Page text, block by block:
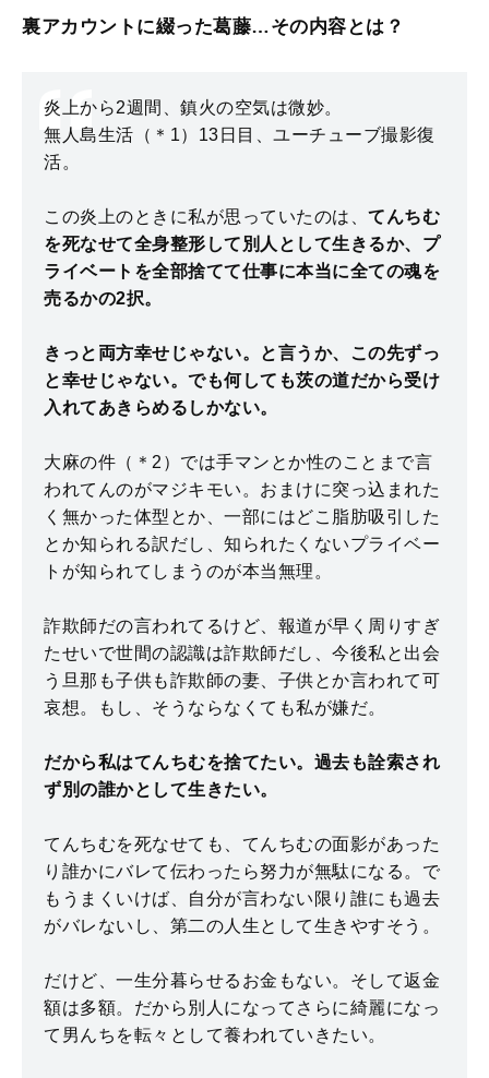
裏アカウントに綴った葛藤…その内容とは？
炎上から2週間、鎮火の空気は微妙。
無人島生活（＊1）13日目、ユーチューブ撮影復
活。
この炎上のときに私が思っていたのは、 てんちむ
を死なせて全身整形して別人として生きるか、プ
ライベートを全部捨てて仕事に本当に全ての魂を
売るかの2択。
きっと両方幸せじゃない。と言うか、この先ずっ
と幸せじゃない。でも何しても茨の道だから受け
入れてあきらめるしかない。
大麻の件（＊2）では手マンとか性のことまで言
われてんのがマジキモい。おまけに突っ込まれた
く無かった体型とか、一部にはどこ脂肪吸引した
とか知られる訳だし、知られたくないプライベー
トが知られてしまうのが本当無理。
詐欺師だの言われてるけど、報道が早く周りすぎ
たせいで世間の認識は詐欺師だし、今後私と出会
う旦那も子供も詐欺師の妻、子供とか言われて可
哀想。もし、そうならなくても私が嫌だ。
だから私はてんちむを捨てたい。過去も詮索され
ず別の誰かとして生きたい。
てんちむを死なせても、てんちむの面影があった
り誰かにバレて伝わったら努力が無駄になる。で
もうまくいけば、自分が言わない限り誰にも過去
がバレないし、第二の人生として生きやすそう。
だけど、一生分暮らせるお金もない。そして返金
額は多額。だから別人になってさらに綺麗になっ
て男んちを転々として養われていきたい。